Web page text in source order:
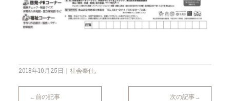
2018年10月25日 ｜ 社会奉仕,
前の記事 次の記事